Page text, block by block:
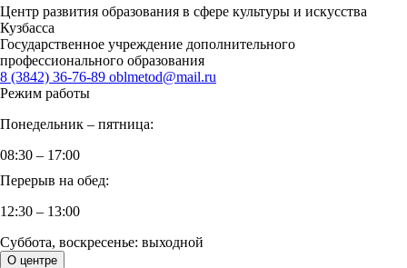
Центр развития образования в сфере культуры и искусства
Кузбасса
Государственное учреждение дополнительного
профессионального образования
8 (3842) 36-76-89 oblmetod@mail.ru
Режим работы
Понедельник – пятница:
08:30 – 17:00
Перерыв на обед:
12:30 – 13:00
Суббота, воскресенье: выходной
О центре